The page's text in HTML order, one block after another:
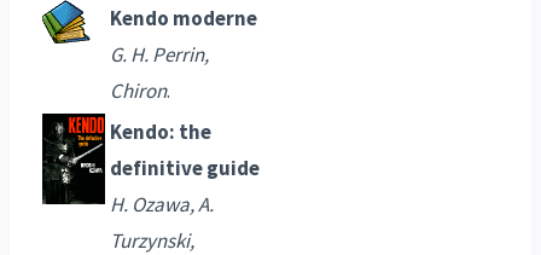
Kendo moderne
G. H. Perrin,
Chiron.
Kendo: the
definitive guide
H. Ozawa, A.
Turzynski,